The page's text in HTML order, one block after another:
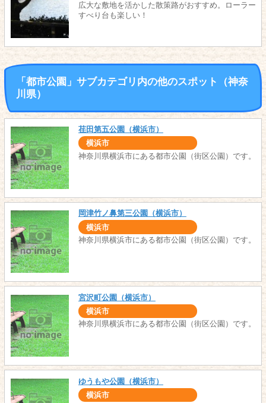
広大な敷地を活かした散策路がおすすめ。ローラー
すべり台も楽しい！
「都市公園」サブカテゴリ内の他のスポット（神奈
川県）
荏田第五公園（横浜市）
横浜市
神奈川県横浜市にある都市公園（街区公園）です。
岡津竹ノ鼻第三公園（横浜市）
横浜市
神奈川県横浜市にある都市公園（街区公園）です。
宮沢町公園（横浜市）
横浜市
神奈川県横浜市にある都市公園（街区公園）です。
ゆうもや公園（横浜市）
横浜市